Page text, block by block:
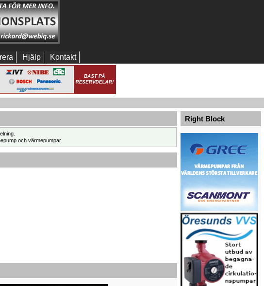
Hjälp Kontakt
och värmepumpar.
Right Block